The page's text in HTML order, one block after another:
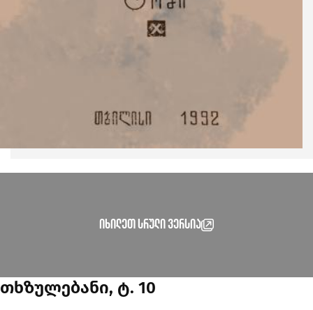
იხილეთ სრული ვერსია
თხზულებანი, ტ. 10